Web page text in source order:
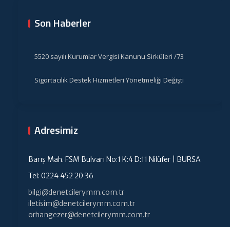
Son Haberler
5520 sayılı Kurumlar Vergisi Kanunu Sirküleri /73
Sigortacılık Destek Hizmetleri Yönetmeliği Değişti
Adresimiz
Barış Mah. FSM Bulvarı No:1 K:4 D:11 Nilüfer | BURSA
Tel: 0224 452 20 36
bilgi@denetcilerymm.com.tr
iletisim@denetcilerymm.com.tr
orhangezer@denetcilerymm.com.tr